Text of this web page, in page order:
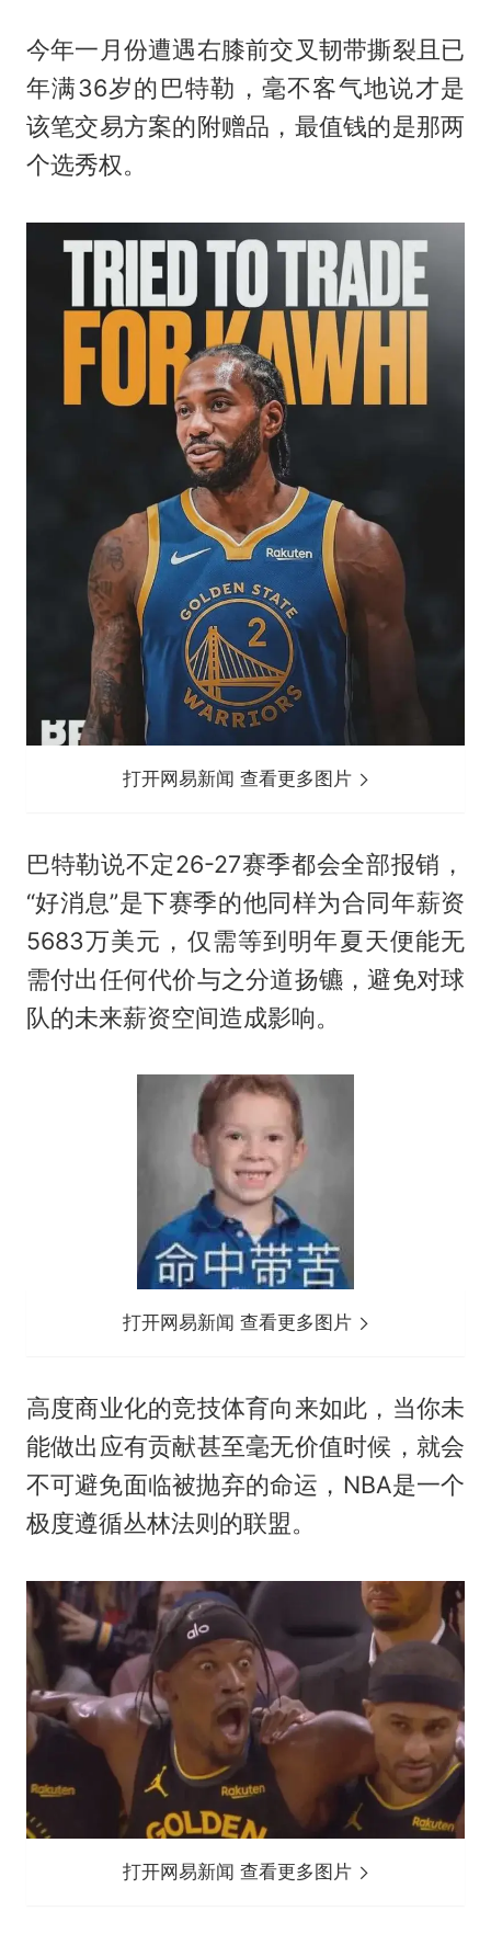
今年一月份遭遇右膝前交叉韧带撕裂且已
年满36岁的巴特勒，毫不客气地说才是
该笔交易方案的附赠品，最值钱的是那两
个选秀权。
打开网易新闻 查看更多图片
巴特勒说不定26-27赛季都会全部报销，
“好消息”是下赛季的他同样为合同年薪资
5683万美元，仅需等到明年夏天便能无
需付出任何代价与之分道扬镳，避免对球
队的未来薪资空间造成影响。
打开网易新闻 查看更多图片
高度商业化的竞技体育向来如此，当你未
能做出应有贡献甚至毫无价值时候，就会
不可避免面临被抛弃的命运，NBA是一个
极度遵循丛林法则的联盟。
打开网易新闻 查看更多图片